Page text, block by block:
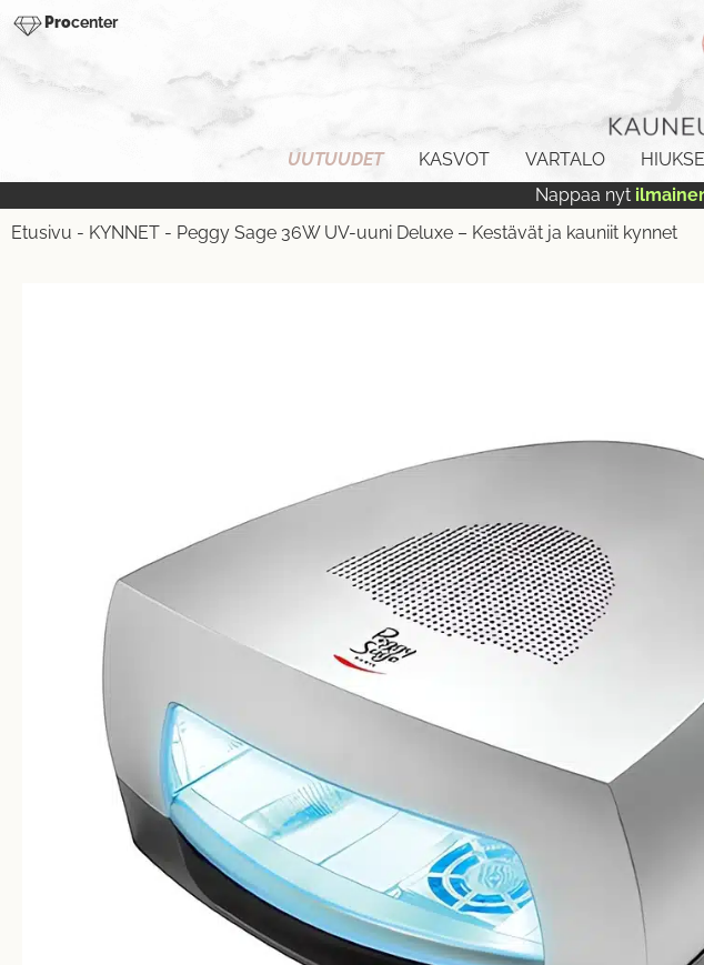
Procenter
UUTUUDET KASVOT VARTALO
Nappaa nyt
Etusivu - KYNNET - Peggy Sage 36W UV-uuni Deluxe – Kestävät ja kauniit kynnet